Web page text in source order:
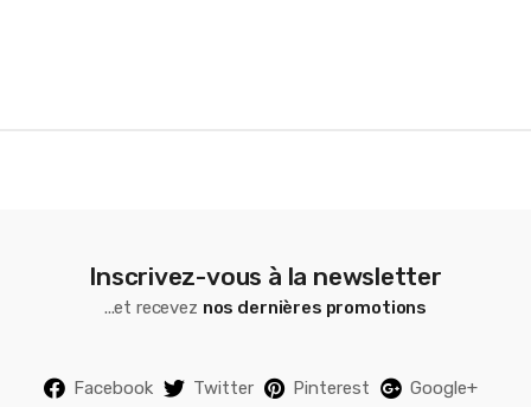
Inscrivez-vous à la newsletter
...et recevez nos dernières promotions
Facebook Twitter Pinterest
Google+